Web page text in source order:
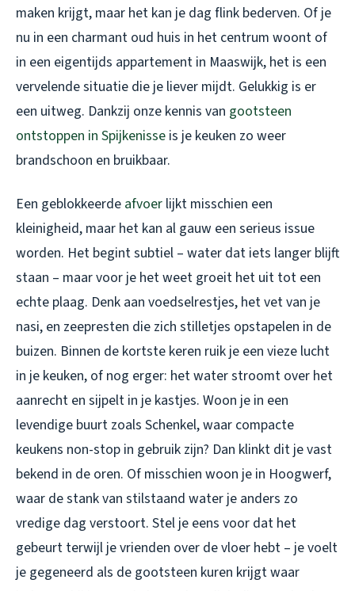
maken krijgt, maar het kan je dag flink bederven. Of je
nu in een charmant oud huis in het centrum woont of
in een eigentijds appartement in Maaswijk, het is een
vervelende situatie die je liever mijdt. Gelukkig is er
een uitweg. Dankzij onze kennis van gootsteen
ontstoppen in Spijkenisse is je keuken zo weer
brandschoon en bruikbaar.
Een geblokkeerde afvoer lijkt misschien een
kleinigheid, maar het kan al gauw een serieus issue
worden. Het begint subtiel – water dat iets langer blijft
staan – maar voor je het weet groeit het uit tot een
echte plaag. Denk aan voedselrestjes, het vet van je
nasi, en zeepresten die zich stilletjes opstapelen in de
buizen. Binnen de kortste keren ruik je een vieze lucht
in je keuken, of nog erger: het water stroomt over het
aanrecht en sijpelt in je kastjes. Woon je in een
levendige buurt zoals Schenkel, waar compacte
keukens non-stop in gebruik zijn? Dan klinkt dit je vast
bekend in de oren. Of misschien woon je in Hoogwerf,
waar de stank van stilstaand water je anders zo
vredige dag verstoort. Stel je eens voor dat het
gebeurt terwijl je vrienden over de vloer hebt – je voelt
je gegeneerd als de gootsteen kuren krijgt waar